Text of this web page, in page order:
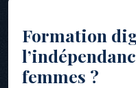
Formation
femmes ?